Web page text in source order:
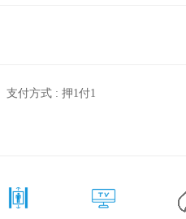
支付方式 : 押1付1